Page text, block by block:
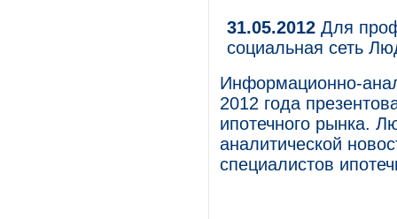
31.05.2012 Для
социальная сеть
Информационно-
2012 года
ипотечного рынка.
аналитической
специалистов